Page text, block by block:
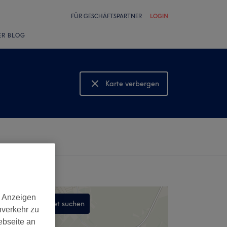
FÜR GESCHÄFTSPARTNER LOGIN
BLOG
Karte verbergen
Karte anzeigen
In diesem Gebiet suchen
,
zu
an